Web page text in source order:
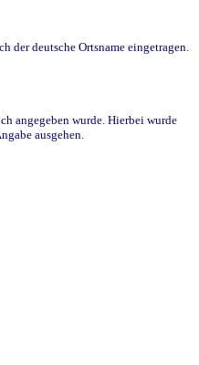
der deutsche Ortsname eingetragen.
angegeben wurde. Hierbei wurde
ausgehen.